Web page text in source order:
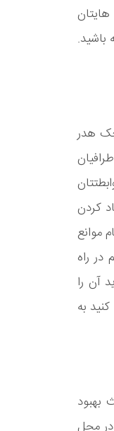
باشید.
هدر
کردن
موانع
در راه
آن را
به
بهبود
محل